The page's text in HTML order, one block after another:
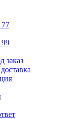
77
99
заказ